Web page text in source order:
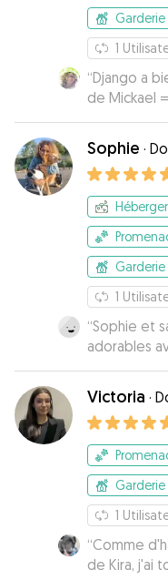
1
“Django a
de Mickael
de
prier (attaché et en sécurité pour le voyage jusqu'au
bois de Vincennes) 👍
fait une
content
Sophie ·
1
“Sophie et
adorables
pendant les
appel à
Victoria ·
1
“Comme
de Kira, j'ai